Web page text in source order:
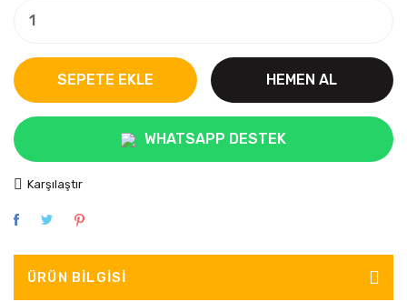
SEPETE EKLE HEMEN AL
WHATSAPP DESTEK
Karşılaştır
ÜRÜN BILGISI